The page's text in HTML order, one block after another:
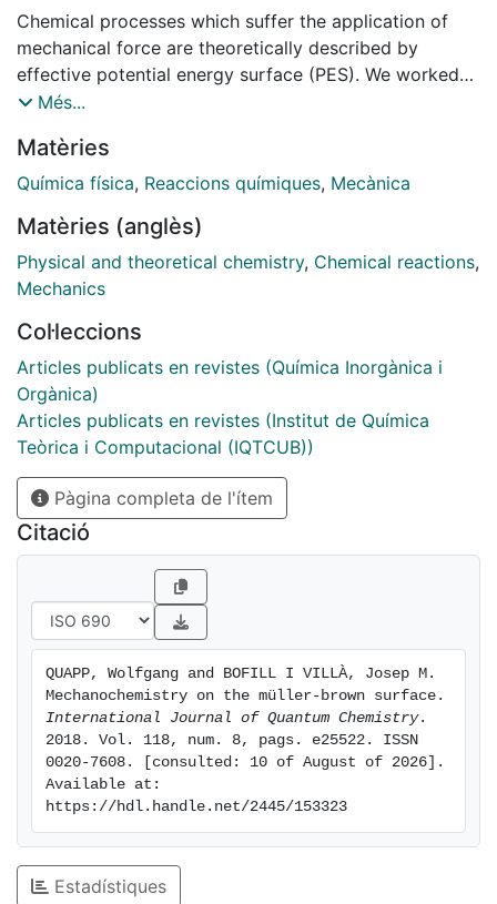
Chemical processes which suffer the application of
mechanical force are theoretically described by
effective potential energy surface (PES). We worked
out (W. Quapp, J. M. Bofill, Theor. Chem. Acc. 2016,
minimums and for the saddle points can be described
by Newton trajectories (NT) of the original PES. If the
shoulder then the mechanochemical action is fulfilled:
the pulling force breaks down the reaction barrier. The
point is named barrier breakdown point. Different
which describe qualitative different actions of the
force. The border regions of such corridors are
governed by the valley-ridge inflection points (VRI) of
the surface. Here, we discuss all this on the basis of
the well-known M¿uller-Brown surface, and we
describe a new kind of NT-corridor.
Més...
Matèries
Química física, Reaccions químiques, Mecànica
Matèries (anglès)
Physical and theoretical chemistry, Chemical reactions,
Mechanics
Col·leccions
Articles publicats en revistes (Química Inorgànica i
Orgànica)
Articles publicats en revistes (Institut de Química
Teòrica i Computacional (IQTCUB))
Pàgina completa de l'ítem
Citació
QUAPP, Wolfgang and BOFILL I VILLÀ, Josep M.
International Journal of Quantum Chemistry.
2018. Vol. 118, num. 8, pags. e25522. ISSN
0020-7608. [consulted: 10 of August of 2026].
Available at:
https://hdl.handle.net/2445/153323
Estadístiques